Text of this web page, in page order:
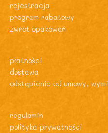
rejestracja
program rabatowy
zwrot opakowań
płatności
dostawa
odstąpienie od umowy,
regulamin
polityka prywatności